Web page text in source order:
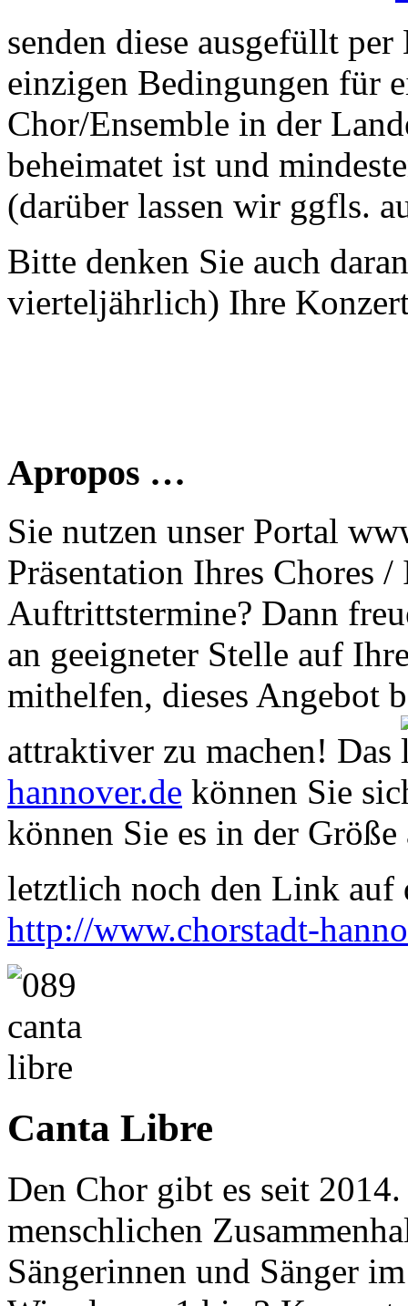
senden diese ausgefüllt
einzigen Bedingungen für
Chor/Ensemble in der
beheimatet ist und
(darüber lassen wir ggfls.
Bitte denken Sie auch
vierteljährlich) Ihre
Apropos …
Sie nutzen unser Portal
Präsentation Ihres Chores
Auftrittstermine? Dann
an geeigneter Stelle auf
mithelfen, dieses Angebot
attraktiver zu machen! Das
hannover.de können Sie
können Sie es in der
letztlich noch den Link auf
http://www.chorstadt-
Canta Libre
Den Chor gibt es seit
menschlichen
Sängerinnen und Sänger